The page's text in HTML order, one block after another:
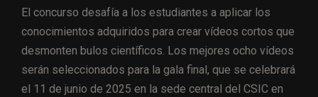
El concurso desafía a los estudiantes a aplicar los
conocimientos adquiridos para crear vídeos cortos que
desmonten bulos científicos. Los mejores ocho vídeos
serán seleccionados para la gala final, que se celebrará
el 11 de junio de 2025 en la sede central del CSIC en